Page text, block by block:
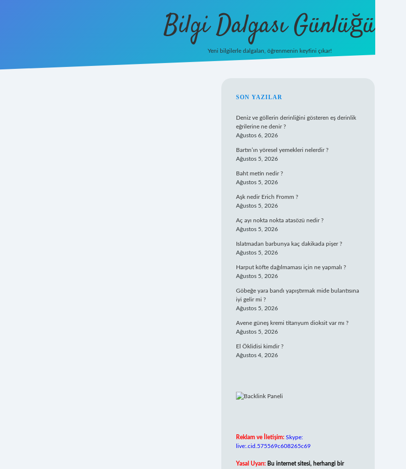
Bilgi Dalgası Günlüğü
Yeni bilgilerle dalgalan, öğrenmenin keyfini çıkar!
SIDEBAR
SON YAZILAR
Deniz ve göllerin derinliğini gösteren eş derinlik
eğrilerine ne denir ?
Ağustos 6, 2026
Bartın’ın yöresel yemekleri nelerdir ?
Ağustos 5, 2026
Baht metin nedir ?
Ağustos 5, 2026
Aşk nedir Erich Fromm ?
Ağustos 5, 2026
Aç ayı nokta nokta atasözü nedir ?
Ağustos 5, 2026
Islatmadan barbunya kaç dakikada pişer ?
Ağustos 5, 2026
Harput köfte dağılmaması için ne yapmalı ?
Ağustos 5, 2026
Göbeğe yara bandı yapıştırmak mide bulantısına
iyi gelir mi ?
Ağustos 5, 2026
Avene güneş kremi titanyum dioksit var mı ?
Ağustos 5, 2026
El Öklidisi kimdir ?
Ağustos 4, 2026
Reklam ve İletişim: Skype:
live:.cid.575569c608265c69
Yasal Uyarı: Bu internet sitesi, herhangi bir